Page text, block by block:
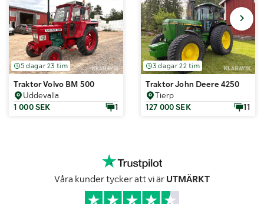
5 dagar 23 tim
Traktor Volvo BM 500
Uddevalla
1 000 SEK
1
3 dagar 22 tim
Traktor John Deere 4250
Tierp
127 000 SEK
11
Våra kunder tycker att vi är UTMÄRKT